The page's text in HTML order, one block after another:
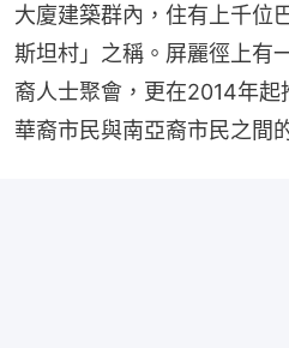
大廈建築群內，住有上千位
斯坦村」之稱。屏麗徑上有
裔人士聚會，更在2014年
華裔市民與南亞裔市民之間